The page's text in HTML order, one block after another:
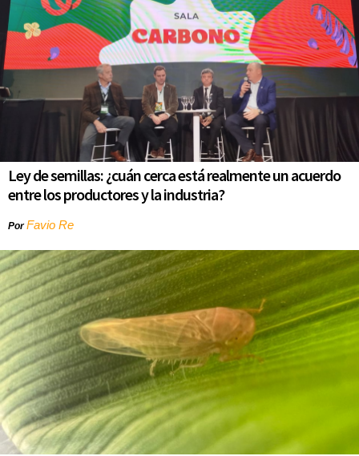
Ley de semillas: ¿cuán cerca está realmente un acuerdo
entre los productores y la industria?
PorFavio Re